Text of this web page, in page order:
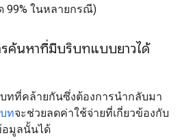
99% ในหลายกรณี)
ค้นหาที่มีบริบทแบบยาวได้
ที่คล้ายกันซึ่งต้องการนำกลับมา
ทจะช่วยลดค่าใช้จ่ายที่เกี่ยวข้องกับ
อมูลนั้นได้